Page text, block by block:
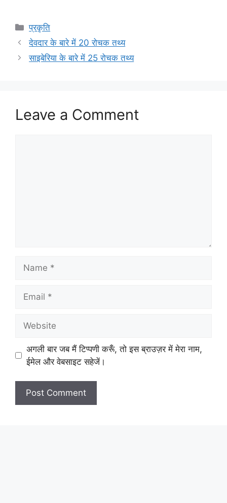
Categories
प्रकृति
देवदार के बारे में 20 रोचक तथ्य
साइबेरिया के बारे में 25 रोचक तथ्य
Leave a Comment
अगली बार जब मैं टिप्पणी करूँ, तो इस ब्राउज़र में मेरा नाम,
ईमेल और वेबसाइट सहेजें।